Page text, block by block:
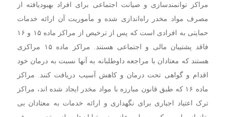
مراکز توانمندسازی و صیانت اجتماعی برای افراد بهبودیافته از
مصرف مواد مخدر راه‌اندازی شده و مأموریت آن ارائه خدمات
حمایتی به افرادی است که پس از ترخیص از مراکز ماده ۱۵ و ۱۶
فاقد پشتیبان مالی و اجتماعی هستند. مراکز ماده ۱۵ مراکزی
هستند که معتادان با مراجعه داوطلبانه به آنها نسبت به درمان خود
اقدام و گواهی تحت درمان و کاهش آسیب دریافت کنند. مراکز
ماده ۱۶ که طبق قانون مبارزه با مواد مخدر ایجاد شده اند، مراکز
ترک اعتیاد اجباری برای نگهداری و ارائه خدمات به معتادان بی